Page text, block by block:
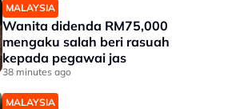
MALAYSIA
Wanita didenda RM75,000
mengaku salah beri rasuah
kepada pegawai jas
38 minutes ago
MALAYSIA